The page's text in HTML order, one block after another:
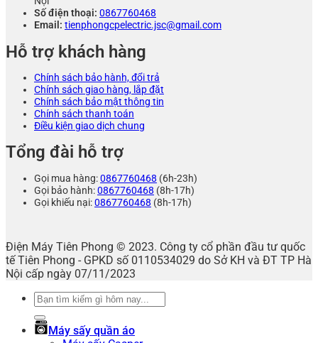
Số điện thoại: 0867760468
Email: tienphongcpelectric.jsc@gmail.com
Hỗ trợ khách hàng
Chính sách bảo hành, đổi trả
Chính sách giao hàng, lắp đặt
Chính sách bảo mật thông tin
Chính sách thanh toán
Điều kiện giao dịch chung
Tổng đài hỗ trợ
Gọi mua hàng:0867760468 (6h-23h)
Gọi bảo hành:0867760468 (8h-17h)
Gọi khiếu nại:0867760468 (8h-17h)
Điện Máy Tiên Phong © 2023. Công ty cổ phần đầu tư quốc
tế Tiên Phong - GPKD số 0110534029 do Sở KH và ĐT TP Hà
Nội cấp ngày 07/11/2023
Tìm
Máy sấy quần áo